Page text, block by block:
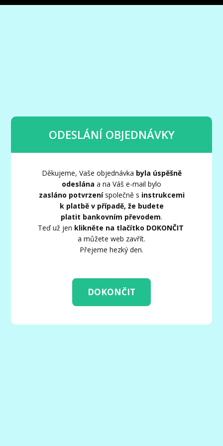
ODESLÁNÍ OBJEDNÁVKY
Děkujeme, Vaše objednávka byla úspěšně
odeslána a na Váš e-mail bylo
zasláno potvrzeníspolečně s instrukcemi
k platbě v případě, že budete
platit bankovním převodem.
Teď už jen klikněte na tlačítko DOKONČIT
a můžete web zavřít.
Přejeme hezký den.
DOKONČIT